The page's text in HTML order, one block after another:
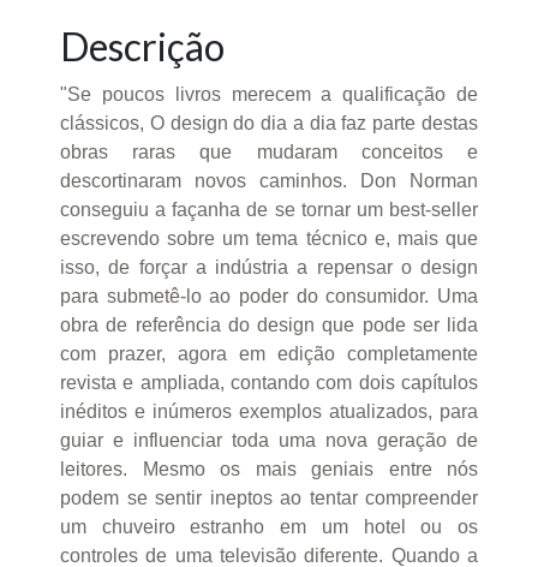
Descrição
"Se poucos livros merecem a qualificação de
clássicos, O design do dia a dia faz parte destas
obras raras que mudaram conceitos e
descortinaram novos caminhos. Don Norman
conseguiu a façanha de se tornar um best-seller
escrevendo sobre um tema técnico e, mais que
isso, de forçar a indústria a repensar o design
para submetê-lo ao poder do consumidor. Uma
obra de referência do design que pode ser lida
com prazer, agora em edição completamente
revista e ampliada, contando com dois capítulos
inéditos e inúmeros exemplos atualizados, para
guiar e influenciar toda uma nova geração de
leitores. Mesmo os mais geniais entre nós
podem se sentir ineptos ao tentar compreender
um chuveiro estranho em um hotel ou os
controles de uma televisão diferente. Quando a